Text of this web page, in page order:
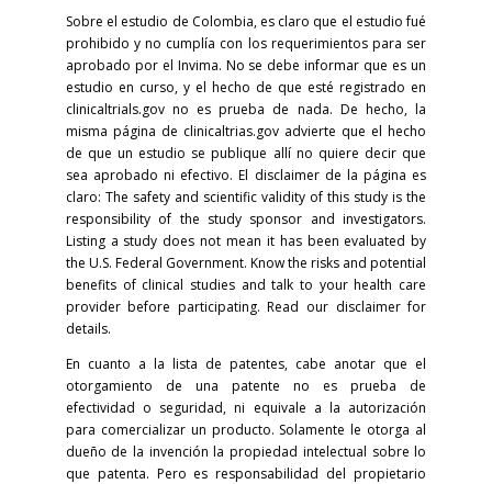
Sobre el estudio de Colombia, es claro que el estudio fué
prohibido y no cumplía con los requerimientos para ser
aprobado por el Invima. No se debe informar que es un
estudio en curso, y el hecho de que esté registrado en
clinicaltrials.gov no es prueba de nada. De hecho, la
misma página de clinicaltrias.gov advierte que el hecho
de que un estudio se publique allí no quiere decir que
sea aprobado ni efectivo. El disclaimer de la página es
claro: The safety and scientific validity of this study is the
responsibility of the study sponsor and investigators.
Listing a study does not mean it has been evaluated by
the U.S. Federal Government. Know the risks and potential
benefits of clinical studies and talk to your health care
provider before participating. Read our disclaimer for
details.
En cuanto a la lista de patentes, cabe anotar que el
otorgamiento de una patente no es prueba de
efectividad o seguridad, ni equivale a la autorización
para comercializar un producto. Solamente le otorga al
dueño de la invención la propiedad intelectual sobre lo
que patenta. Pero es responsabilidad del propietario